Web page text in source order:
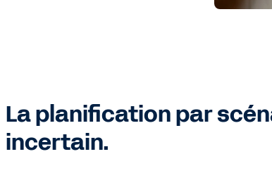
La planification par
incertain.